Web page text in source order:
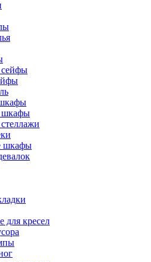
сейфы
шкафы
шкафы
кресел